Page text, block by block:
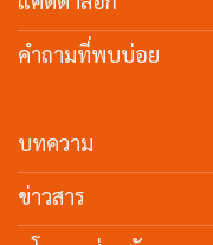
คำถามที่พบบ่อย
บทความ
ข่าวสาร